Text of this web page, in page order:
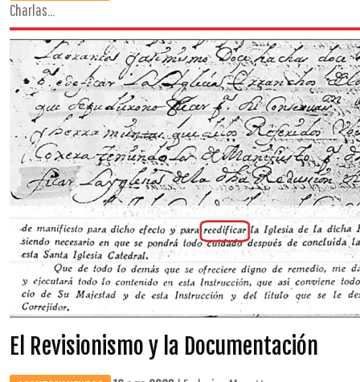
Charlas...
El Revisionismo y la Documentación